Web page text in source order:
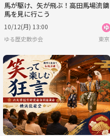
馬が駆け、矢が飛ぶ！高田馬場流鏑
馬を見に行こう
10/12(月) 13:00
ゆる歴史散歩会 東京